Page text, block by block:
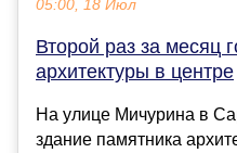
05:00, 18 Июл
Второй раз за месяц
архитектуры в центре
На улице Мичурина в
здание памятника